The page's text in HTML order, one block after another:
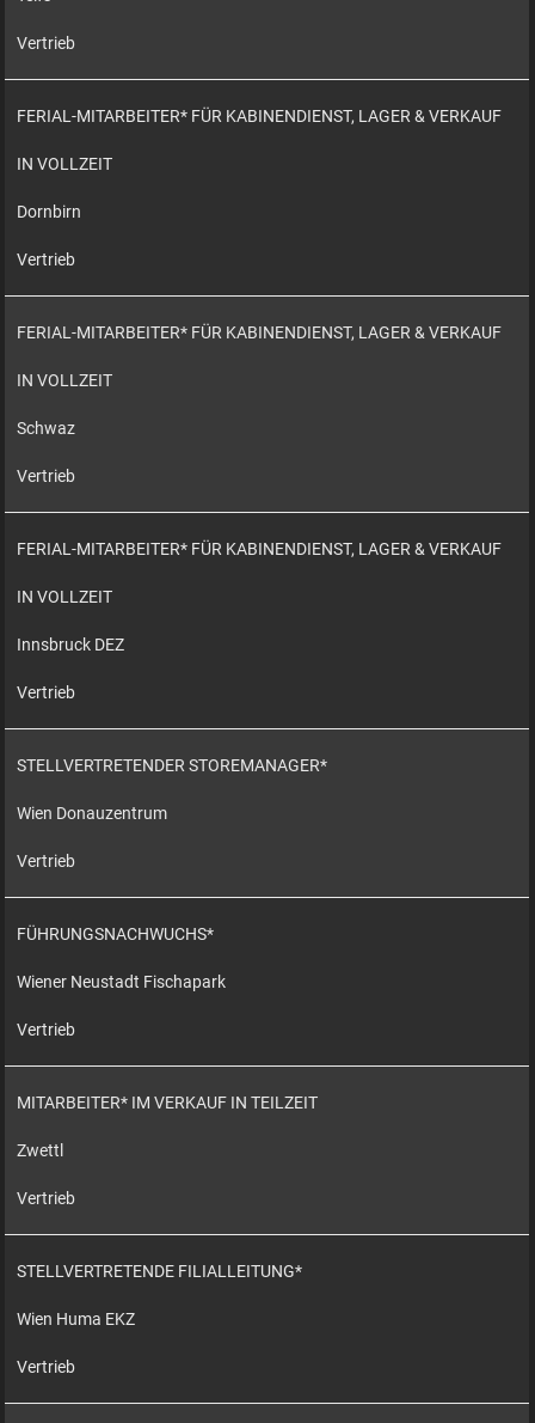
Vertrieb
FERIAL-MITARBEITER* FÜR KABINENDIENST, LAGER & VERKAUF
IN VOLLZEIT
Dornbirn
Vertrieb
FERIAL-MITARBEITER* FÜR KABINENDIENST, LAGER & VERKAUF
IN VOLLZEIT
Schwaz
Vertrieb
FERIAL-MITARBEITER* FÜR KABINENDIENST, LAGER & VERKAUF
IN VOLLZEIT
Innsbruck DEZ
Vertrieb
STELLVERTRETENDER STOREMANAGER*
Wien Donauzentrum
Vertrieb
FÜHRUNGSNACHWUCHS*
Wiener Neustadt Fischapark
Vertrieb
MITARBEITER* IM VERKAUF IN TEILZEIT
Zwettl
Vertrieb
STELLVERTRETENDE FILIALLEITUNG*
Wien Huma EKZ
Vertrieb